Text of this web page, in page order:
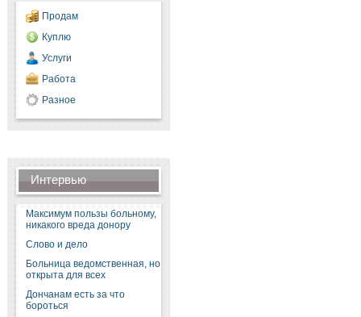
Продам
Куплю
Услуги
Работа
Разное
Интервью
Максимум пользы больному,
никакого вреда донору
Слово и дело
Больница ведомственная, но
открыта для всех
Дончанам есть за что
бороться